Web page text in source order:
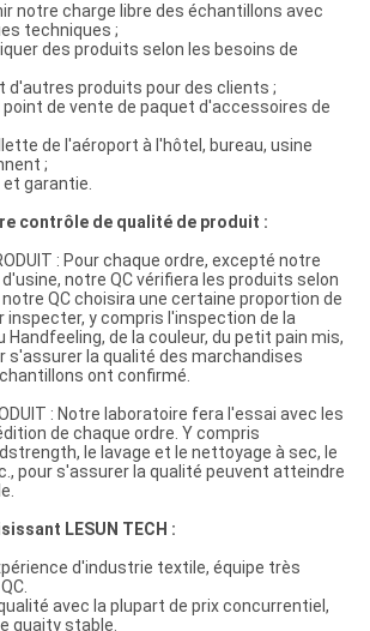
notre charge libre des échantillons avec
techniques ;
des produits selon les besoins de
d'autres produits pour des clients ;
point de vente de paquet d'accessoires de
de l'aéroport à l'hôtel, bureau, usine
;
garantie.
contrôle de qualité de produit :
: Pour chaque ordre, excepté notre
notre QC vérifiera les produits selon
QC choisira une certaine proportion de
inspecter, y compris l'inspection de la
Handfeeling, de la couleur, du petit pain mis,
s'assurer la qualité des marchandises
ont confirmé.
: Notre laboratoire fera l'essai avec les
de chaque ordre. Y compris
le lavage et le nettoyage à sec, le
pour s'assurer la qualité peuvent atteindre
LESUN TECH :
d'industrie textile, équipe très
avec la plupart de prix concurrentiel,
quaity stable.